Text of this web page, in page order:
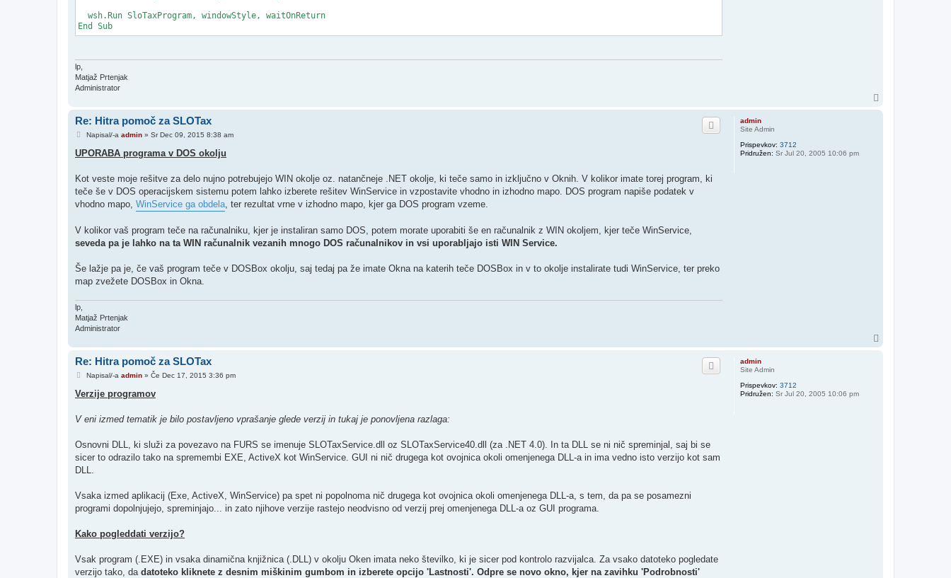
  wsh.Run SloTaxProgram, windowStyle, waitOnReturn
lp,
Matjaž Prtenjak
Administrator
admin
Site Admin
Prispevkov: 3712
Pridružen: Sr Jul 20, 2005 10:06 pm
Re: Hitra pomoč za SLOTax
O
g
o
o
Napisal/-a admin» Sr Dec 09, 2015 8:38 am
UPORABA programa v DOS okolju
Kot veste moje rešitve za delo nujno potrebujejo WIN okolje oz. natančneje .NET okolje, ki teče samo in izključno v Oknih. V kolikor imate torej program, ki
teče še v DOS operacijskem sistemu potem lahko izberete rešitev WinService in vzpostavite vhodno in izhodno mapo. DOS program napiše podatek v
vhodno mapo, WinService ga obdela , ter rezultat vrne v izhodno mapo, kjer ga DOS program vzeme.
V kolikor vaš program teče na računalniku, kjer je instaliran samo DOS, potem morate uporabiti še en računalnik z WIN okoljem, kjer teče WinService,
seveda pa je lahko na ta WIN računalnik vezanih mnogo DOS računalnikov in vsi uporabljajo isti WIN Service.
Še lažje pa je, če vaš program teče v DOSBox okolju, saj tedaj pa že imate Okna na katerih teče DOSBox in v to okolje instalirate tudi WinService, ter preko
map zvežete DOSBox in Okna.
lp,
Matjaž Prtenjak
Administrator
admin
Site Admin
Prispevkov: 3712
Pridružen: Sr Jul 20, 2005 10:06 pm
Re: Hitra pomoč za SLOTax
O
g
o
o
Napisal/-a admin» Če Dec 17, 2015 3:36 pm
Verzije programov
V eni izmed tematik je bilo postavljeno vprašanje glede verzij in tukaj je ponovljena razlaga:
Osnovni DLL, ki služi za povezavo na FURS se imenuje SLOTaxService.dll oz SLOTaxService40.dll (za .NET 4.0). In ta DLL se ni nič spreminjal, saj bi se
sicer to odrazilo tako na spremembi EXE, ActiveX kot WinService. GUI ni nič drugega kot ovojnica okoli omenjenega DLL-a in ima vedno isto verzijo kot sam
DLL.
Vsaka izmed aplikacij (Exe, ActiveX, WinService) pa spet ni popolnoma nič drugega kot ovojnica okoli omenjenega DLL-a, s tem, da pa se posamezni
programi dopolnjujejo, spreminjajo... in zato njihove verzije rastejo neodvisno od verzij prej omenjenega DLL-a oz GUI programa.
Kako pogleddati verzijo?
Vsak program (.EXE) in vsaka dinamična knjižnica (.DLL) v okolju Oken imata neko številko, ki je sicer pod kontrolo razvijalca. Za vsako datoteko pogledate
verzijo tako, da datoteko kliknete z desnim miškinim gumbom in izberete opcijo 'Lastnosti'. Odpre se novo okno, kjer na zavihku 'Podrobnosti'